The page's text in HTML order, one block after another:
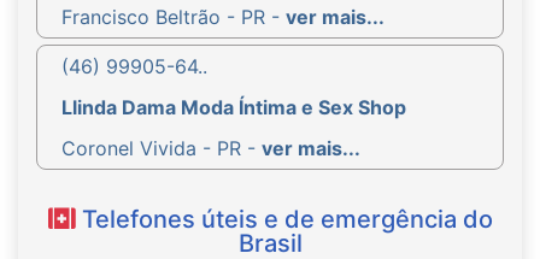
Francisco Beltrão - PR - ver mais...
(46) 99905-64..
Llinda Dama Moda Íntima e Sex Shop
Coronel Vivida - PR - ver mais...
Telefones úteis e de emergência do
Brasil